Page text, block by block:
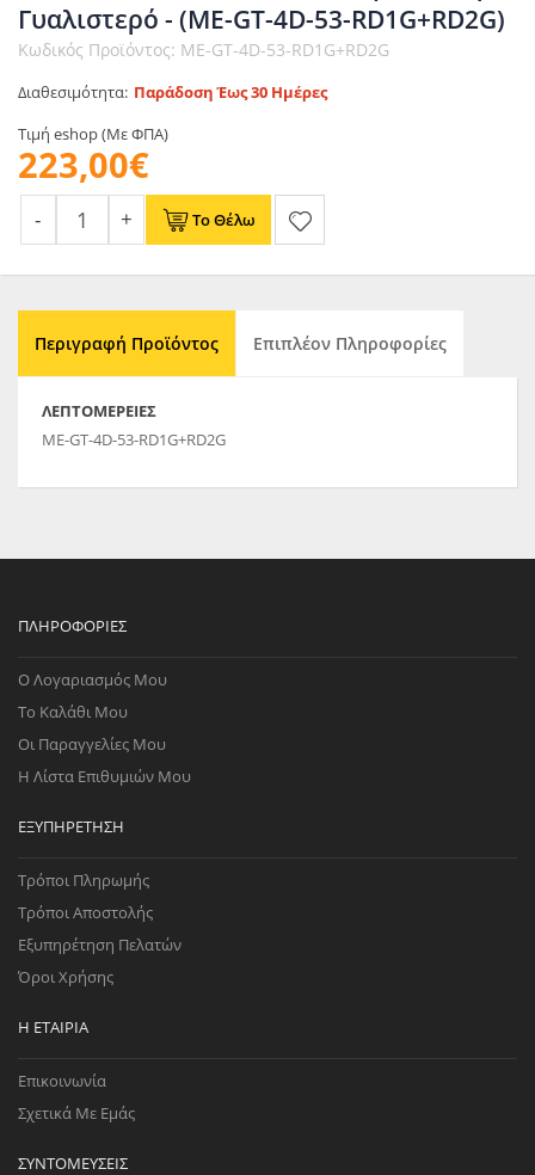
Γυαλιστερό - (ME-GT-4D-53-RD1G+RD2G)
Κωδικός Προϊόντος: ME-GT-4D-53-RD1G+RD2G
Διαθεσιμότητα: Παράδοση Έως 30 Ημέρες
Τιμή eshop (Με ΦΠΑ)
223,00€
Το Θέλω
Περιγραφή Προϊόντος Επιπλέον Πληροφορίες
ΛΕΠΤΟΜΈΡΕΙΕΣ
ME-GT-4D-53-RD1G+RD2G
ΠΛΗΡΟΦΟΡΊΕΣ
Ο Λογαριασμός Μου
Το Καλάθι Μου
Οι Παραγγελίες Μου
Η Λίστα Επιθυμιών Μου
ΕΞΥΠΗΡΈΤΗΣΗ
Τρόποι Πληρωμής
Τρόποι Αποστολής
Εξυπηρέτηση Πελατών
Όροι Χρήσης
Η ΕΤΑΙΡΊΑ
Επικοινωνία
Σχετικά Με Εμάς
ΣΥΝΤΟΜΕΎΣΕΙΣ